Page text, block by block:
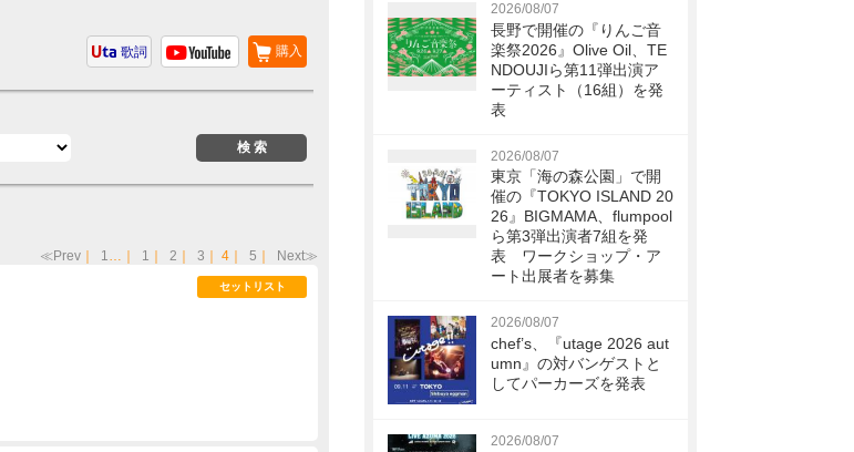
購入
歌詞
≪Prev ｜ 1 …｜ 1 ｜ 2 ｜ 3 ｜ 4 ｜ 5 ｜ Next≫
セットリスト
2026/08/07
長野で開催の『りんご音
楽祭2026』Olive Oil、TE
NDOUJIら第11弾出演ア
ーティスト（16組）を発
表
2026/08/07
東京「海の森公園」で開
催の『TOKYO ISLAND 20
26』BIGMAMA、flumpool
ら第3弾出演者7組を発
表 ワークショップ・ア
ート出展者を募集
2026/08/07
chef’s、『utage 2026 aut
umn』の対バンゲストと
してパーカーズを発表
2026/08/07